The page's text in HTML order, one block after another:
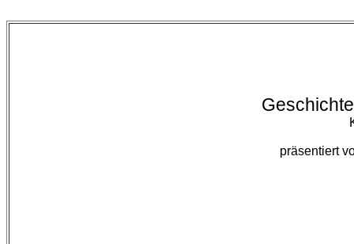
präsentiert